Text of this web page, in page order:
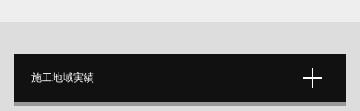
施工地域実績